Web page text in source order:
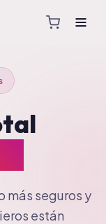
más seguros y
están